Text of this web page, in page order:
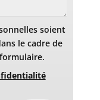
soient
le cadre de